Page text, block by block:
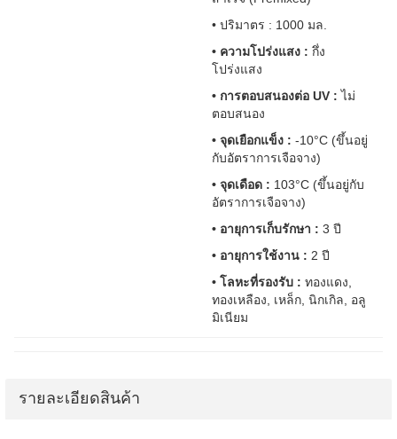
• ปริมาตร : 1000 มล.
• ความโปร่งแสง : กึ่ง
โปร่งแสง
• การตอบสนองต่อ UV :ไม่
ตอบสนอง
• จุดเยือกแข็ง : -10°C (ขึ้นอยู่
กับอัตราการเจือจาง)
• จุดเดือด : 103°C (ขึ้นอยู่กับ
อัตราการเจือจาง)
• อายุการเก็บรักษา : 3 ปี
• อายุการใช้งาน : 2 ปี
• โลหะที่รองรับ : ทองแดง,
ทองเหลือง, เหล็ก, นิกเกิล, อลู
มิเนียม
รายละเอียดสินค้า